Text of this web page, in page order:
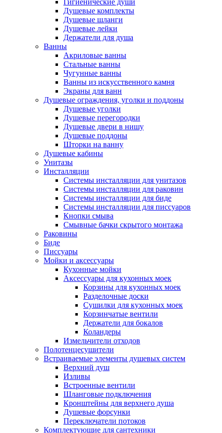
Гигиенические души
Душевые комплекты
Душевые шланги
Душевые лейки
Держатели для душа
Ванны
Акриловые ванны
Стальные ванны
Чугунные ванны
Ванны из искусственного камня
Экраны для ванн
Душевые ограждения, уголки и поддоны
Душевые уголки
Душевые перегородки
Душевые двери в нишу
Душевые поддоны
Шторки на ванну
Душевые кабины
Унитазы
Инсталляции
Системы инсталляции для унитазов
Системы инсталляции для раковин
Системы инсталляции для биде
Системы инсталляции для писсуаров
Кнопки смыва
Смывные бачки скрытого монтажа
Раковины
Биде
Писсуары
Мойки и аксессуары
Кухонные мойки
Аксессуары для кухонных моек
Корзины для кухонных моек
Разделочные доски
Сушилки для кухонных моек
Корзинчатые вентили
Держатели для бокалов
Коландеры
Измельчители отходов
Полотенцесушители
Встраиваемые элементы душевых систем
Верхний душ
Изливы
Встроенные вентили
Шланговые подключения
Кронштейны для верхнего душа
Душевые форсунки
Переключатели потоков
Комплектующие для сантехники